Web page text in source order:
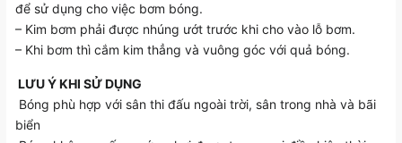
để sử dụng cho việc bơm bóng.
– Kim bơm phải được nhúng ướt trước khi cho vào lỗ bơm.
– Khi bơm thì cắm kim thẳng và vuông góc với quả bóng.️
️️ LƯU Ý KHI SỬ DỤNG
Bóng phù hợp với sân thi đấu ngoài trời, sân trong nhà và bãi
biển